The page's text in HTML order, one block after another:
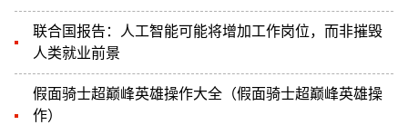
联合国报告：人工智能可能将增加工作岗位，而非摧毁
人类就业前景
假面骑士超巅峰英雄操作大全（假面骑士超巅峰英雄操
作）